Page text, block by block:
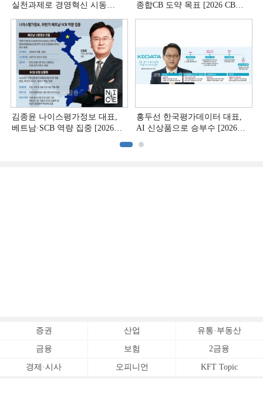
실천과제로 경영혁신 시동
종합CB 도약 목표 [2026 CB사
김종윤 나이스평가정보 대표,
베트남·SCB 역량 집중 [2026
홍두선 한국평가데이터 대표,
AI 신상품으로 승부수 [2026
증권 산업 유통·부동산
금융 보험 2금융
경제·시사 오피니언 KFT Topic